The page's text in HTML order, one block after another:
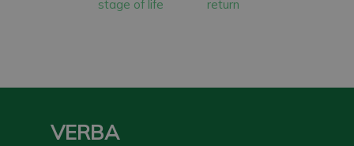
stage of life
return
VERBA